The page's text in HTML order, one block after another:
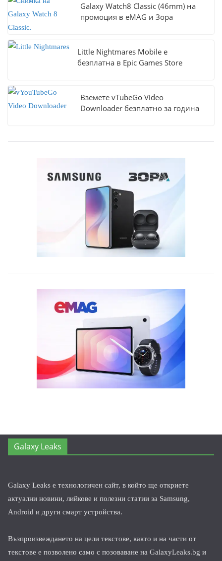
Galaxy Watch8 Classic (46mm) на
промоция в eMAG и Зора
Little Nightmares Mobile е
безплатна в Epic Games Store
Вземете vTubeGo Video
Downloader безплатно за година
Galaxy Leaks
Galaxy Leaks е технологичен сайт, в който ще откриете
актуални новини, лийкове и полезни статии за Samsung,
Android и други смарт устройства.
Възпроизвеждането на цели текстове, както и на части от
текстове е позволено само с позоваване на GalaxyLeaks.bg и